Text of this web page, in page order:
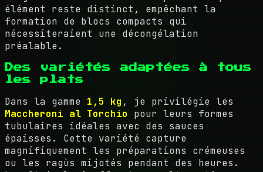
élément reste distinct, empêchant la
formation de blocs compacts qui
nécessiteraient une décongélation
préalable.
Des variétés adaptées à tous
les plats
Dans la gamme 1,5 kg , je privilégie les
Maccheroni al Torchio pour leurs formes
tubulaires idéales avec des sauces
épaisses. Cette variété capture
magnifiquement les préparations crémeuses
ou les ragùs mijotés pendant des heures.